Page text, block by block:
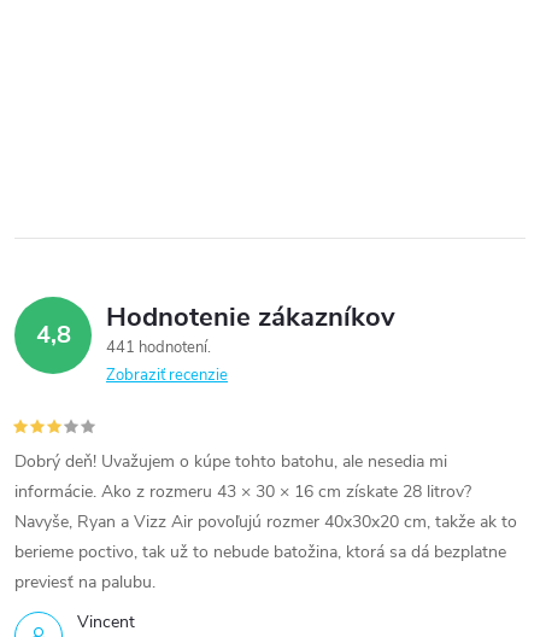
4,8 Hodnotenie zákazníkov
441 hodnotení
Zobraziť recenzie
Vincent
Dobrý deň! Uvažujem o kúpe tohto batohu, ale nesedia mi
informácie. Ako z rozmeru 43 × 30 × 16 cm získate 28 litrov?
Navyše, Ryan a Vizz Air povoľujú rozmer 40x30x20 cm, takže ak to
berieme poctivo, tak už to nebude batožina, ktorá sa dá bezplatne
previesť na palubu.